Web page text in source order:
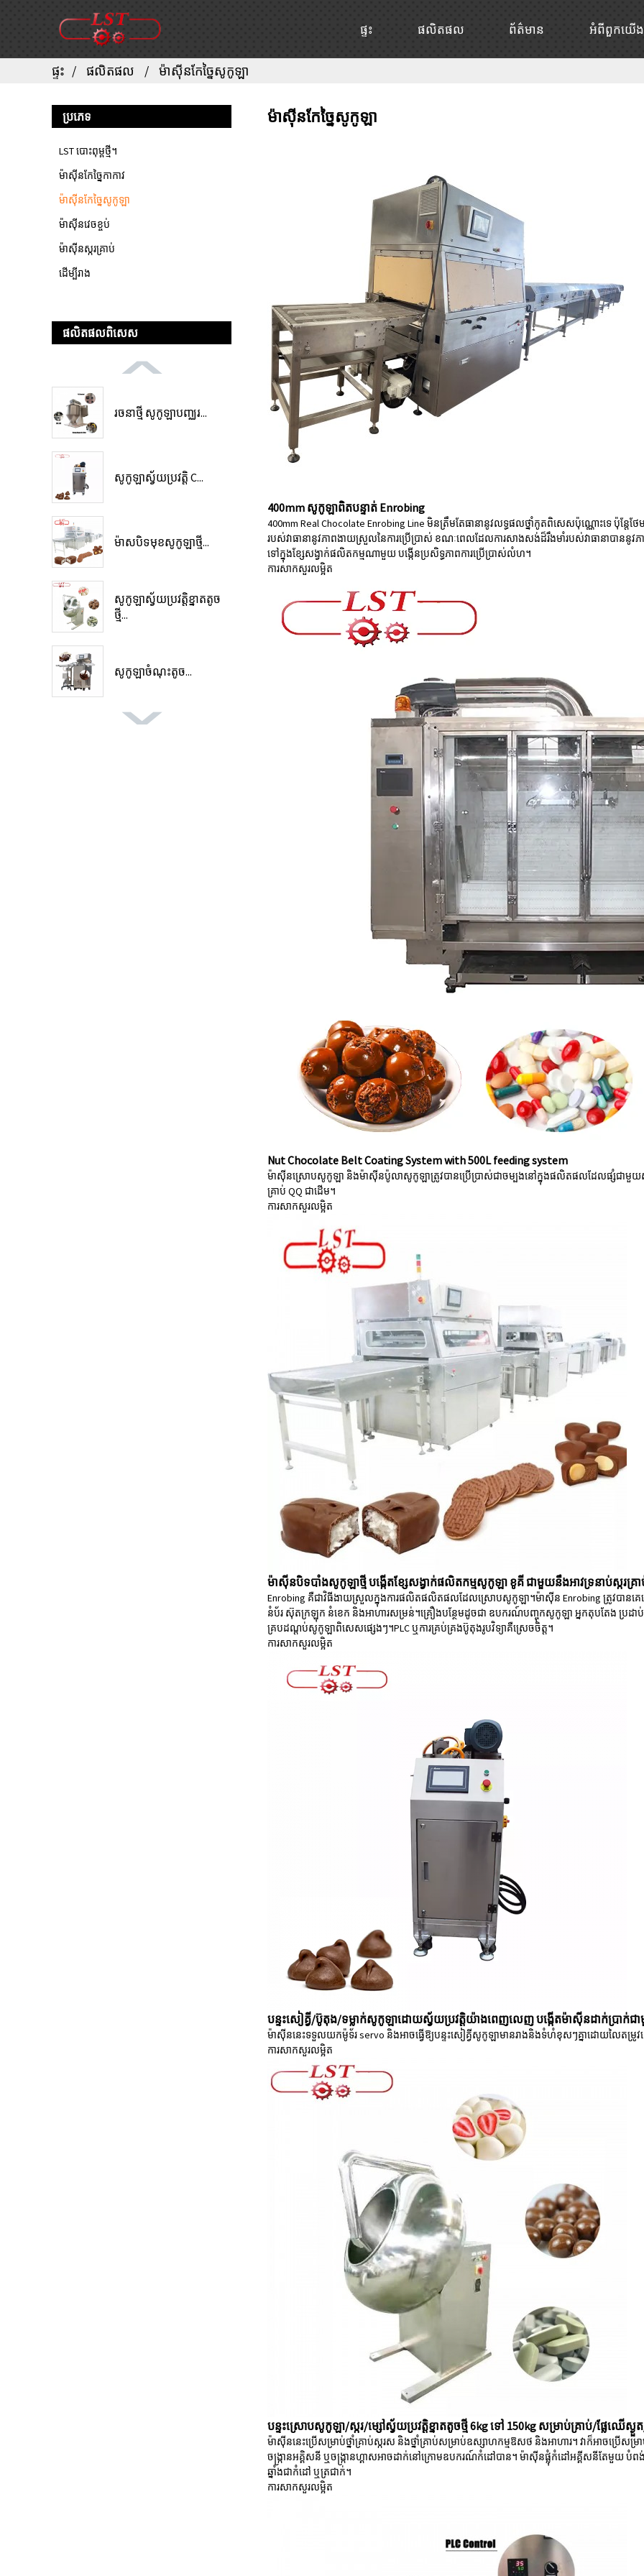
ផ្ទះ ផលិតផល ព័ត៌មាន អំពី​ពួក​យើង
ផ្ទះ ផលិតផល ម៉ាស៊ីនកែច្នៃសូកូឡា
ប្រភេទ
LST បោះពុម្ពថ្មី។
ម៉ាស៊ីនកែច្នៃកាកាវ
ម៉ាស៊ីនកែច្នៃសូកូឡា
ម៉ាស៊ីនវេចខ្ចប់
ម៉ាស៊ីនស្ករគ្រាប់
ដើម្បីរាង
ផលិតផល​ពិសេស
រចនាថ្មី សូកូឡាបញ្ឈរ...
សូកូឡា​ស្វ័យ​ប្រវត្តិ C...
ម៉ាសបិទមុខសូកូឡាថ្មី...
សូកូឡាស្វ័យប្រវត្តិខ្នាតតូច
ថ្មី...
សូកូឡាចំណុះតូច...
ម៉ាស៊ីនកែច្នៃសូកូឡា
400mm សូកូឡាពិតបន្ទាត់ Enrobing
400mm Real Chocolate Enrobing Line មិនត្រឹមតែធានានូវលទ្ធផលថ្នាំកូតពិសេសប៉ុណ្ណោះទេ ប៉ុន្ត
របស់វាធានានូវភាពងាយស្រួលនៃការប្រើប្រាស់ ខណៈពេលដែលការសាងសង់ដ៏រឹងមាំរបស់វាធានាបាននូវ
ទៅក្នុងខ្សែសង្វាក់ផលិតកម្មណាមួយ បង្កើនប្រសិទ្ធភាពការប្រើប្រាស់លំហ។
ការសាកសួរលម្អិត
Nut Chocolate Belt Coating System with 500L feeding system
ម៉ាស៊ីនស្រោបសូកូឡា និងម៉ាស៊ីនប៉ូលាសូកូឡាត្រូវបានប្រើប្រាស់ជាចម្បងនៅក្នុងផលិតផលដែលផ្សំជាមួយសណ្ត
គ្រាប់ QQ ជាដើម។
ការសាកសួរលម្អិត
ម៉ាស៊ីនបិទបាំងសូកូឡាថ្មី បង្កើតខ្សែសង្វាក់ផលិតកម្មសូកូឡា ខូគី ជាមួយនឹងអាវទ្រនាប់ស្ករគ្រ
Enrobing គឺជាវិធីងាយស្រួលក្នុងការផលិតផលិតផលដែលស្រោបសូកូឡា។ម៉ាស៊ីន Enrobing ត្រូវ​បាន​គ
នំប័រ ស៊ុត​ក្រឡុក នំ​ខេក និង​អាហារ​សម្រន់។គ្រឿង​បន្ថែម​ដូច​ជា ឧបករណ៍​បញ្ចុក​សូកូឡា អ្នក​តុបតែង ប្
គ្រប​ដណ្ដប់​សូកូឡា​ពិសេស​ផ្សេងៗ។PLC ឬការគ្រប់គ្រងប៊ូតុងរូបវិទ្យាគឺស្រេចចិត្ត។
ការសាកសួរលម្អិត
បន្ទះសៀគ្វី/ប៊ូតុង/ទម្លាក់សូកូឡាដោយស្វ័យប្រវត្តិយ៉ាងពេញលេញ បង្កើតម៉ាស៊ីនដាក់ប្រាក់ជា
ម៉ាស៊ីននេះទទួលយកម៉ូទ័រ servo និងអាចធ្វើឱ្យបន្ទះសៀគ្វីសូកូឡាមានរាងនិងទំហំខុសៗគ្នាដោយលៃតម្
ការសាកសួរលម្អិត
បន្ទះស្រោបសូកូឡា/ស្ករ/ម្សៅស្វ័យប្រវត្តិខ្នាតតូចថ្មី 6kg ទៅ 150kg សម្រាប់គ្រាប់/ផ្លែឈើស្ងួត/
ម៉ាស៊ីននេះប្រើសម្រាប់ថ្នាំគ្រាប់ស្ករស និងថ្នាំគ្រាប់សម្រាប់ឧស្សាហកម្មឱសថ និងអាហារ។ វាក៏អាចប្រើ
ចង្ក្រានអគ្គិសនី ឬចង្ក្រានហ្គាសអាចដាក់នៅក្រោមឧបករណ៍កំដៅបាន។ ម៉ាស៊ីនផ្លុំកំដៅអគ្គីសនីតែមួយ
ឆ្នាំងជាកំដៅ ឬត្រជាក់។
ការសាកសួរលម្អិត